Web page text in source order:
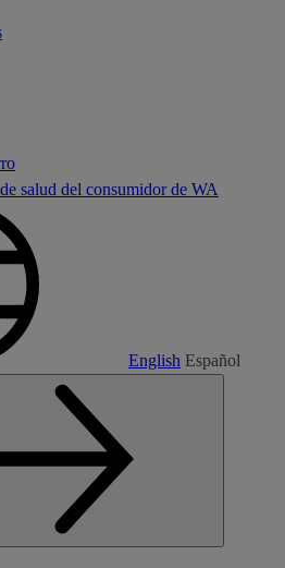
salud del consumidor de WA
English Español